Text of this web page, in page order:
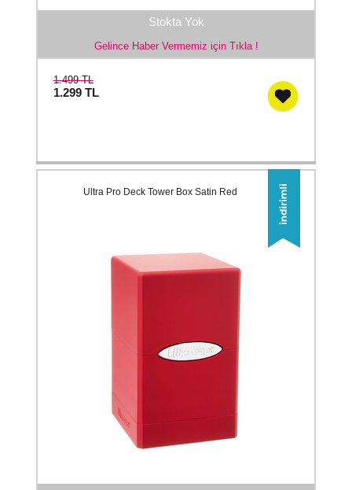
Stokta Yok
Gelince Haber Vermemiz için Tıkla !
1.499 TL
1.299 TL
Ultra Pro Deck Tower Box Satin Red